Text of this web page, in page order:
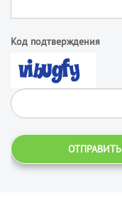
Код подтверждения
ОТПРАВИТЬ